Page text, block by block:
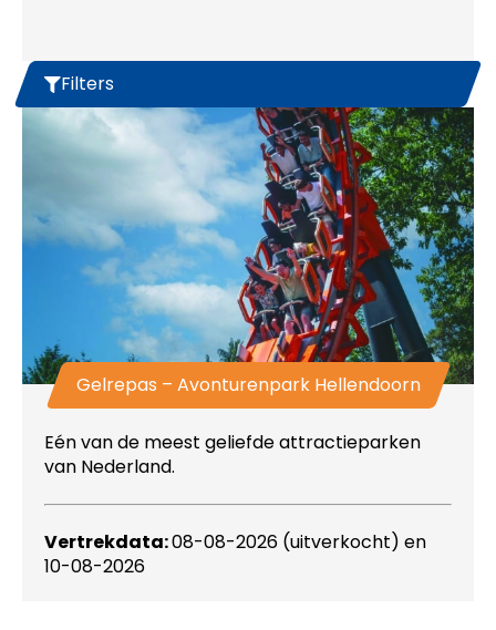
Filters
Gelrepas – Avonturenpark Hellendoorn
Eén van de meest geliefde attractieparken
van Nederland.
Vertrekdata:08-08-2026 (uitverkocht) en
10-08-2026